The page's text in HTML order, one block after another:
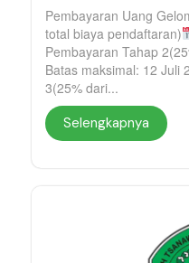
Pembayaran Uang
total biaya pendaftaran)
Pembayaran Tahap
Batas maksimal: 12 Juli
3(25% dari...
Selengkapnya